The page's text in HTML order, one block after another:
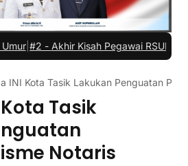
-Akhir Kisah Pegawai RSUD yang Viral
INI Kota Tasik Lakukan Penguatan
Tasik
Notaris